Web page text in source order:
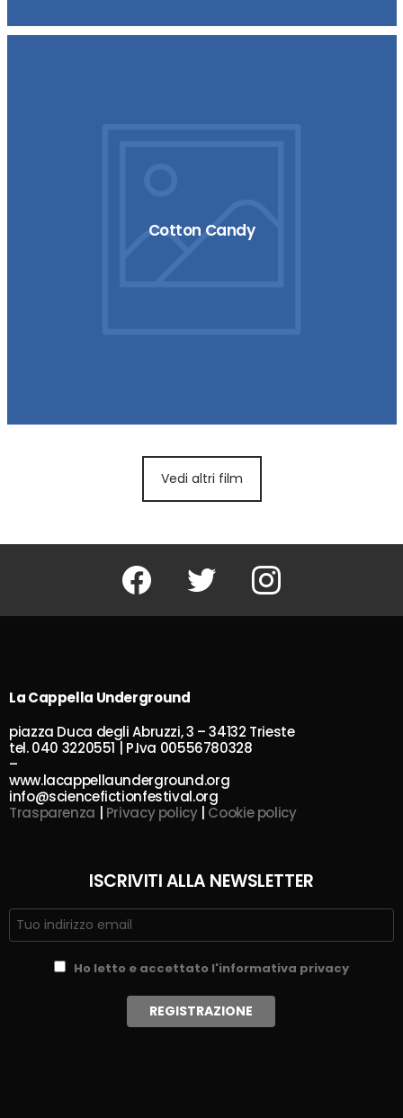
Cotton Candy
Vedi altri film
Facebook Twitter Instagram
La Cappella Underground
piazza Duca degli Abruzzi, 3 – 34132 Trieste
tel. 040 3220551 | P.Iva 00556780328
–
www.lacappellaunderground.org
info@sciencefictionfestival.org
Trasparenza | Privacy policy| Cookie policy
ISCRIVITI ALLA NEWSLETTER
Ho letto e accettato l'informativa privacy